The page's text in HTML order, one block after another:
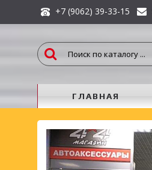
+7 (9062) 39-33-15
ГЛАВНАЯ